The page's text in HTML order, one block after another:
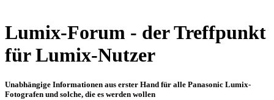
Lumix-Forum - der Treffpunkt
für Lumix-Nutzer
Unabhängige Informationen aus erster Hand für alle Panasonic Lumix-
Fotografen und solche, die es werden wollen